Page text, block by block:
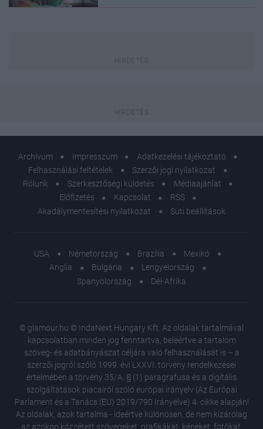
Archívum Impresszum
Adatkezelési tájékoztató
Felhasználási feltételek
Szerzői jogi nyilatkozat
Rólunk
Szerkesztőségi küldetés
Médiaajánlat
Előfizetés
Kapcsolat
RSS
Akadálymentesítési nyilatkozat
Süti beállítások
USA Németország Brazília
Mexikó
Anglia
Bulgária
Lengyelország
Spanyolország
Dél-Afrika
© glamour.hu © IndaNext Hungary Kft. Az oldalak tartalmával
kapcsolatban minden jog fenntartva, beleértve a tartalom
szöveg- és adatbányászat céljára való felhasználását is – a
szerzői jogról szóló 1999. évi LXXVI. törvény rendelkezései
értelmében a törvény 35/A. § (1) paragrafusa és a digitális
szolgáltatások piacairól szóló európai irányelv (Az Európai
Parlament és a Tanács (EU) 2019/790 Irányelve) 4. cikke alapján!
Az oldalak, azok tartalma - ideértve különösen, de nem kizárólag
az azokon közzétett szövegeket, grafikákat, képeket, fotókat,